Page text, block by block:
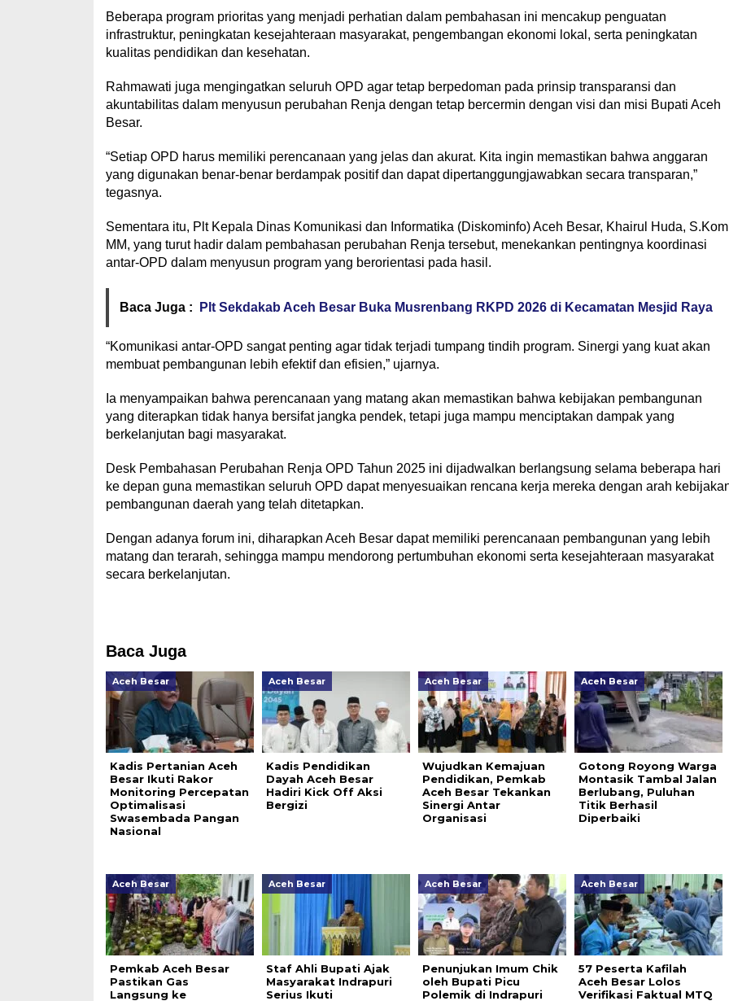
Beberapa program prioritas yang menjadi perhatian dalam pembahasan ini mencakup penguatan
infrastruktur, peningkatan kesejahteraan masyarakat, pengembangan ekonomi lokal, serta peningkatan
kualitas pendidikan dan kesehatan.
Rahmawati juga mengingatkan seluruh OPD agar tetap berpedoman pada prinsip transparansi dan
akuntabilitas dalam menyusun perubahan Renja dengan tetap bercermin dengan visi dan misi Bupati Aceh
Besar.
“Setiap OPD harus memiliki perencanaan yang jelas dan akurat. Kita ingin memastikan bahwa anggaran
yang digunakan benar-benar berdampak positif dan dapat dipertanggungjawabkan secara transparan,”
tegasnya.
Sementara itu, Plt Kepala Dinas Komunikasi dan Informatika (Diskominfo) Aceh Besar, Khairul Huda,
MM, yang turut hadir dalam pembahasan perubahan Renja tersebut, menekankan pentingnya koordinasi
antar-OPD dalam menyusun program yang berorientasi pada hasil.
Baca Juga : Plt Sekdakab Aceh Besar Buka Musrenbang RKPD 2026 di Kecamatan Mesjid Raya
“Komunikasi antar-OPD sangat penting agar tidak terjadi tumpang tindih program. Sinergi yang kuat akan
membuat pembangunan lebih efektif dan efisien,” ujarnya.
Ia menyampaikan bahwa perencanaan yang matang akan memastikan bahwa kebijakan pembangunan
yang diterapkan tidak hanya bersifat jangka pendek, tetapi juga mampu menciptakan dampak yang
berkelanjutan bagi masyarakat.
Desk Pembahasan Perubahan Renja OPD Tahun 2025 ini dijadwalkan berlangsung selama beberapa hari
ke depan guna memastikan seluruh OPD dapat menyesuaikan rencana kerja mereka dengan arah
pembangunan daerah yang telah ditetapkan.
Dengan adanya forum ini, diharapkan Aceh Besar dapat memiliki perencanaan pembangunan yang lebih
matang dan terarah, sehingga mampu mendorong pertumbuhan ekonomi serta kesejahteraan masyarakat
secara berkelanjutan.
Baca Juga
Aceh Besar
Kadis Pertanian Aceh
Besar Ikuti Rakor
Monitoring Percepatan
Optimalisasi
Swasembada Pangan
Nasional
Aceh Besar
Kadis Pendidikan
Dayah Aceh Besar
Hadiri Kick Off Aksi
Bergizi
Aceh Besar
Wujudkan Kemajuan
Pendidikan, Pemkab
Aceh Besar Tekankan
Sinergi Antar
Organisasi
Aceh Besar
Gotong Royong Warga
Montasik Tambal Jalan
Berlubang, Puluhan
Titik Berhasil
Diperbaiki
Aceh Besar
Pemkab Aceh Besar
Pastikan Gas
Langsung ke
Aceh Besar
Staf Ahli Bupati Ajak
Masyarakat Indrapuri
Serius Ikuti
Aceh Besar
Penunjukan Imum Chik
oleh Bupati Picu
Polemik di Indrapuri
Aceh Besar
57 Peserta Kafilah
Aceh Besar Lolos
Verifikasi Faktual MTQ